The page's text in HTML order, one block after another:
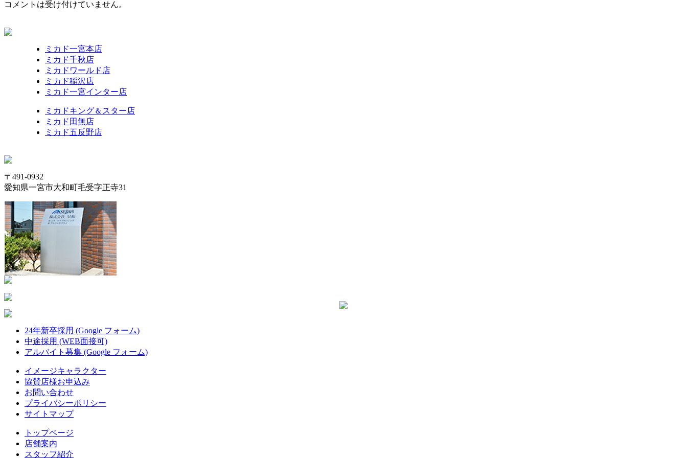
コメントは受け付けていません。
ミカド一宮本店
ミカド千秋店
ミカドワールド店
ミカド稲沢店
ミカド一宮インター店
ミカドキング＆スター店
ミカド田無店
ミカド五反野店
〒491-0932
愛知県一宮市大和町毛受字正寺31
24年新卒採用 (Google フォーム)
中途採用 (WEB面接可)
アルバイト募集 (Google フォーム)
イメージキャラクター
協賛店様お申込み
お問い合わせ
プライバシーポリシー
サイトマップ
トップページ
店舗案内
スタッフ紹介